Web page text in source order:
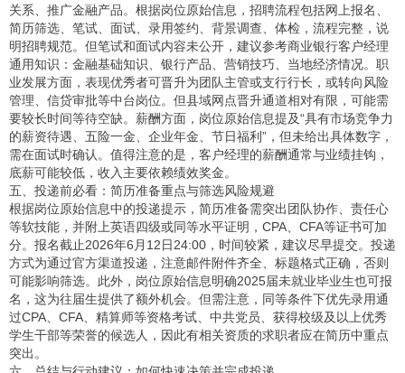
关系、推广金融产品。根据岗位原始信息，招聘流程包括网上报名、
简历筛选、笔试、面试、录用签约、背景调查、体检，流程完整，说
明招聘规范。但笔试和面试内容未公开，建议参考商业银行客户经理
通用知识：金融基础知识、银行产品、营销技巧、当地经济情况。职
业发展方面，表现优秀者可晋升为团队主管或支行行长，或转向风险
管理、信贷审批等中台岗位。但县域网点晋升通道相对有限，可能需
要较长时间等待空缺。薪酬方面，岗位原始信息提及“具有市场竞争力
的薪资待遇、五险一金、企业年金、节日福利”，但未给出具体数字，
需在面试时确认。值得注意的是，客户经理的薪酬通常与业绩挂钩，
底薪可能较低，收入主要依赖绩效奖金。
五、投递前必看：简历准备重点与筛选风险规避
根据岗位原始信息中的投递提示，简历准备需突出团队协作、责任心
等软技能，并附上英语四级或同等水平证明，CPA、CFA等证书可加
分。报名截止2026年6月12日24:00，时间较紧，建议尽早提交。投递
方式为通过官方渠道投递，注意邮件附件齐全、标题格式正确，否则
可能影响筛选。此外，岗位原始信息明确2025届未就业毕业生也可报
名，这为往届生提供了额外机会。但需注意，同等条件下优先录用通
过CPA、CFA、精算师等资格考试、中共党员、获得校级及以上优秀
学生干部等荣誉的候选人，因此有相关资质的求职者应在简历中重点
突出。